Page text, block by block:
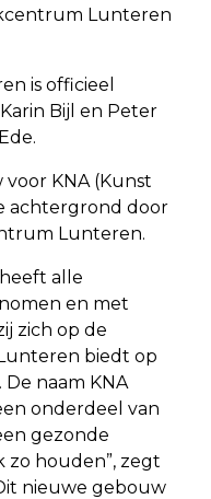
Lunteren
is officieel
Bijl en Peter
KNA (Kunst
achtergrond door
Lunteren.
alle
en met
zich op de
biedt op
naam KNA
onderdeel van
gezonde
zo houden”, zegt
nieuwe gebouw